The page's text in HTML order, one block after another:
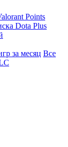
Points
Dota Plus
за месяц Все